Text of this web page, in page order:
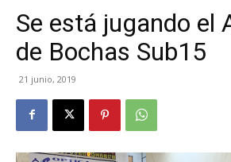
Se está jugando el
de Bochas Sub15
21 junio, 2019